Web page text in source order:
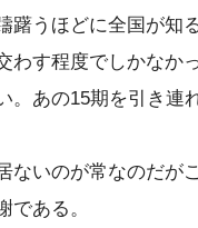
躇うほどに全国が知
す程度でしかなか
。あの15期を引き
ないのが常なのだが
である。